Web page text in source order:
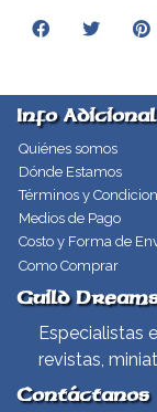
Info Adicional
Quiénes somos
Dónde Estamos
Términos y
Medios de Pago
Costo y Forma de
Como Comprar
Guild
Especialistas
revistas,
Contáctanos